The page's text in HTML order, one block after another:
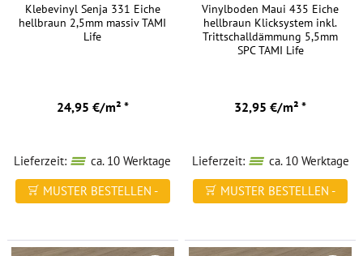
Klebevinyl Senja 331 Eiche
hellbraun 2,5mm massiv TAMI
Life
24,95 €/m² *
Lieferzeit:
ca. 10 Werktage
MUSTER BESTELLEN -
Vinylboden Maui 435 Eiche
hellbraun Klicksystem inkl.
Trittschalldämmung 5,5mm
SPC TAMI Life
32,95 €/m² *
Lieferzeit:
ca. 10 Werktage
MUSTER BESTELLEN -